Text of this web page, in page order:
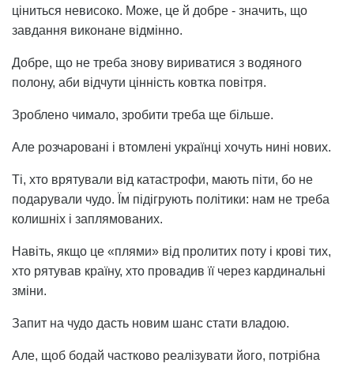
ціниться невисоко. Може, це й добре - значить, що
завдання виконане відмінно.
Добре, що не треба знову вириватися з водяного
полону, аби відчути цінність ковтка повітря.
Зроблено чимало, зробити треба ще більше.
Але розчаровані і втомлені українці хочуть нині нових.
Ті, хто врятували від катастрофи, мають піти, бо не
подарували чудо. Їм підігрують політики: нам не треба
колишніх і заплямованих.
Навіть, якщо це «плями» від пролитих поту і крові тих,
хто рятував країну, хто провадив її через кардинальні
зміни.
Запит на чудо дасть новим шанс стати владою.
Але, щоб бодай частково реалізувати його, потрібна